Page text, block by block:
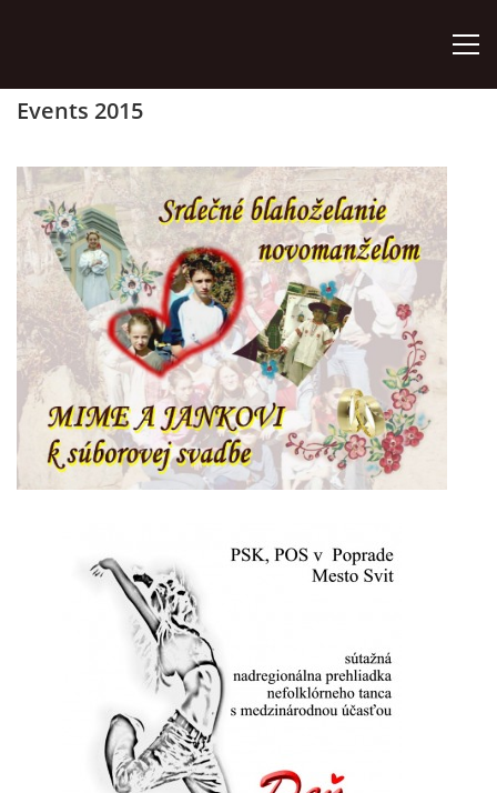
ZÁUJMOVÉ ÚTVARY
AKO SA STAŤ ČLENOM
AKTIVITY
ORGÁNY ZDRUŽENIA
VÝROČNÉ SPRÁVY
DARUJTE ZO SRDCA
Events 2015